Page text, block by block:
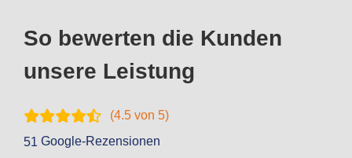
So bewerten die Kunden
unsere Leistung
(4.5 von 5)
51 Google-Rezensionen